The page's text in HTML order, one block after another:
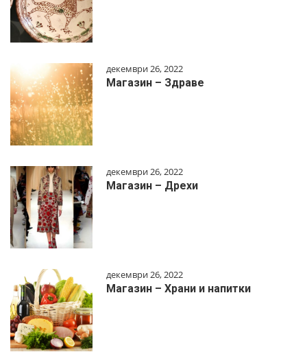
декември 26, 2022
Магазин – Здраве
декември 26, 2022
Магазин – Дрехи
декември 26, 2022
Магазин – Храни и напитки